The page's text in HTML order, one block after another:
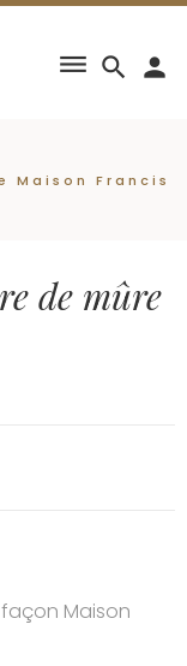
search
dehaze person
Francis
de mûre
Maison